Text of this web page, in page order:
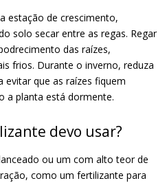
estação de crescimento,
solo secar entre as regas. Regar
das raízes,
frios. Durante o inverno, reduza
evitar que as raízes fiquem
a planta está dormente.
devo usar?
ou um com alto teor de
como um fertilizante para